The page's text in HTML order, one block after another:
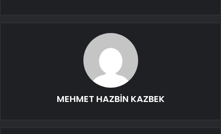
MEHMET HAZBİN KAZBEK